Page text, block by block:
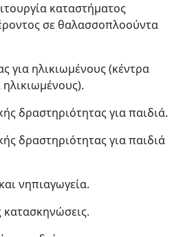
καταστήματος
σε θαλασσοπλοούντα
για ηλικιωμένους (κέντρα
δραστηριότητας για παιδιά.
δραστηριότητας για παιδιά
νηπιαγωγεία.
κατασκηνώσεις.